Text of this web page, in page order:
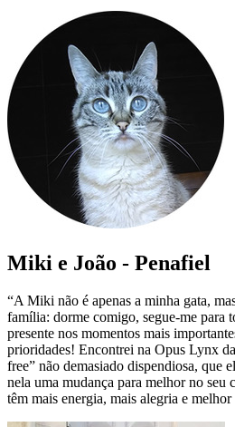
Miki e João - Penafiel
“A Miki não é apenas a minha gata,
família: dorme comigo, segue-me para
presente nos momentos mais
prioridades! Encontrei na Opus Lynx
free” não demasiado dispendiosa, que
nela uma mudança para melhor no seu
têm mais energia, mais alegria e